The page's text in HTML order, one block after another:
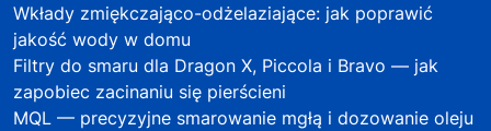
Wkłady zmiękczająco-odżelaziające: jak poprawić
jakość wody w domu
Filtry do smaru dla Dragon X, Piccola i Bravo — jak
zapobiec zacinaniu się pierścieni
MQL — precyzyjne smarowanie mgłą i dozowanie oleju